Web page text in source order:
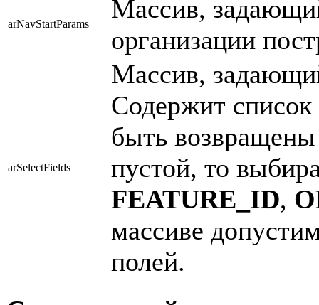
arNavStartParams
Массив,
организации
arSelectFields
Массив,
Содержит
быть
пустой, то
FEATURE_ID,
массиве
полей.